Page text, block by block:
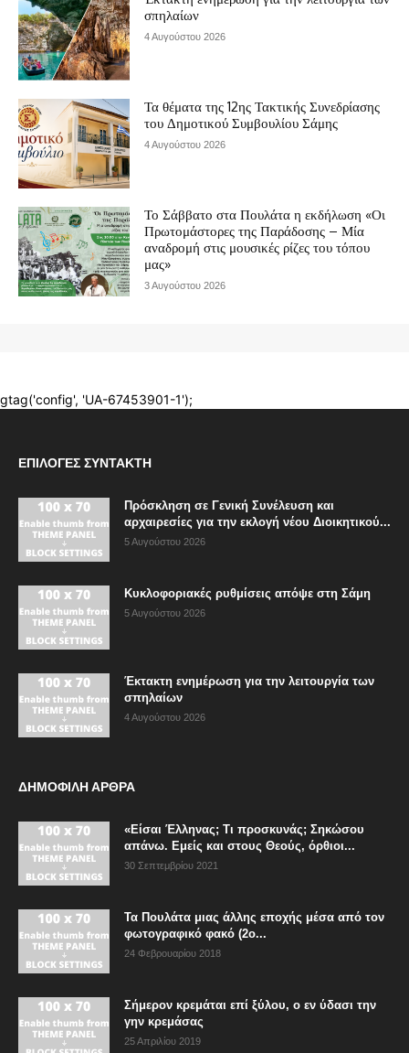
ΕΠΙΛΟΓΈΣ ΣΥΝΤΆΚΤΗ
Πρόσκληση σε Γενική Συνέλευση και
αρχαιρεσίες για την εκλογή νέου Διοικητικού...
5 Αυγούστου 2026
Κυκλοφοριακές ρυθμίσεις απόψε στη Σάμη
5 Αυγούστου 2026
Έκτακτη ενημέρωση για την λειτουργία των
σπηλαίων
4 Αυγούστου 2026
ΔΗΜΟΦΙΛΗ ΑΡΘΡΑ
«Είσαι Έλληνας; Τι προσκυνάς; Σηκώσου
απάνω. Εμείς και στους Θεούς, όρθιοι...
30 Σεπτεμβρίου 2021
Τα Πουλάτα μιας άλλης εποχής μέσα από τον
φωτογραφικό φακό (2ο...
24 Φεβρουαρίου 2018
Σήμερον κρεμάται επί ξύλου, ο εν ύδασι την
γην κρεμάσας
25 Απριλίου 2019